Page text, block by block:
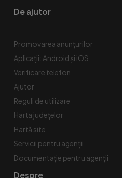
De ajutor
Promovarea anunțurilor
Aplicații: Android și iOS
Verificare telefon
Ajutor
Reguli de utilizare
Harta județelor
Hartă site
Servicii pentru agenții
Documentație pentru agenții
Despre